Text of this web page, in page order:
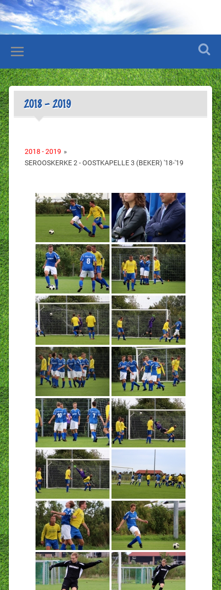
2018 – 2019
2018 - 2019 »
SEROOSKERKE 2 - OOSTKAPELLE 3 (BEKER) '18-'19